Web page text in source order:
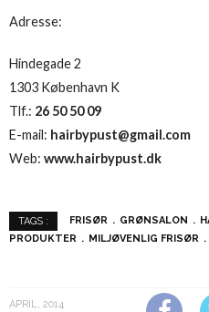
Adresse:
Hindegade 2
1303 København K
Tlf.: 26 50 50 09
E-mail: hairbypust@gmail.com
Web: www.hairbypust.dk
TAGS : FRISØR GRØNSALON
PRODUKTER
MILJØVENLIG FRISØR
APRIL, 2014